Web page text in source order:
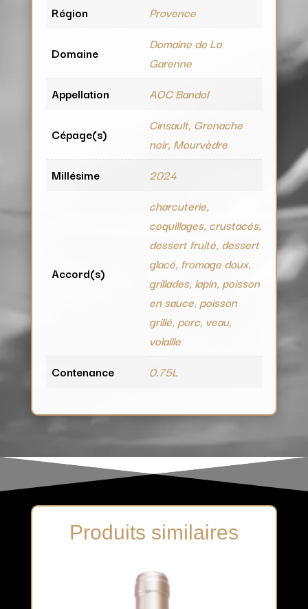
Région
Provence
Domaine
Domaine de La
Garenne
Appellation
AOC Bandol
Cépage(s)
Cinsault, Grenache
noir, Mourvèdre
Millésime
2024
Accord(s)
charcuterie,
coquillages, crustacés,
dessert fruité, dessert
glacé, fromage doux,
grillades, lapin, poisson
en sauce, poisson
grillé, porc, veau,
volaille
Contenance
0.75L
Produits similaires